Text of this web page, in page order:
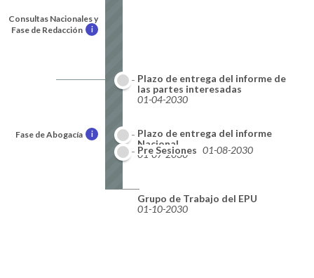
Consultas Nacionales y
Fase de Redacción
i
Fase de Abogacía i
Plazo de entrega del informe de
las partes interesadas
01-04-2030
Plazo de entrega del informe
Nacional
01-07-2030
Pre Sesiones 01-08-2030
Grupo de Trabajo del EPU
01-10-2030